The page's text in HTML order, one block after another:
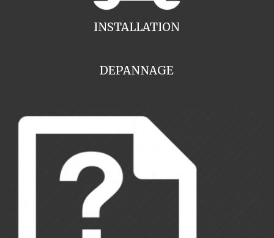
INSTALLATION
DEPANNAGE